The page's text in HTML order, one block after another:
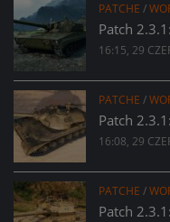
PATCHE /
Patch 2.3.1:
16:15, 29
PATCHE /
Patch 2.3.1:
16:08, 29
PATCHE /
Patch 2.3.1: